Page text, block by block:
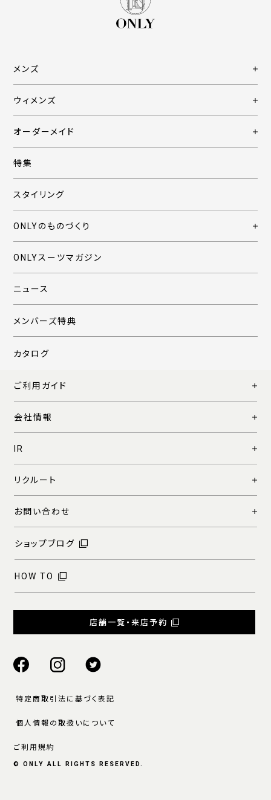
メンズ
ウィメンズ
オーダーメイド
特集
スタイリング
ONLYのものづくり
ONLYスーツマガジン
ニュース
メンバーズ特典
カタログ
ご利用ガイド
会社情報
IR
リクルート
お問い合わせ
ショップブログ
HOW TO
店舗一覧・来店予約
特定商取引法に基づく表記
個人情報の取扱いについて
ご利用規約
© ONLY ALL RIGHTS RESERVED.